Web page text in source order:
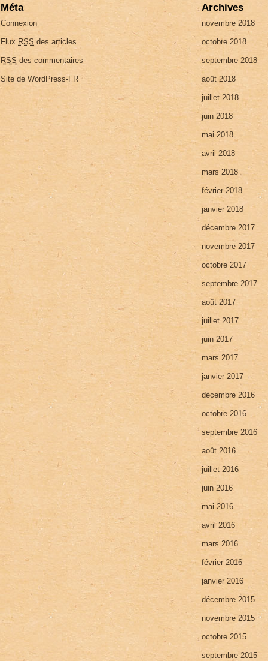
Méta
Connexion
Flux RSS des articles
RSS des commentaires
Site de WordPress-FR
Archives
novembre 2018
octobre 2018
septembre 2018
août 2018
juillet 2018
juin 2018
mai 2018
avril 2018
mars 2018
février 2018
janvier 2018
décembre 2017
novembre 2017
octobre 2017
septembre 2017
août 2017
juillet 2017
juin 2017
mars 2017
janvier 2017
décembre 2016
octobre 2016
septembre 2016
août 2016
juillet 2016
juin 2016
mai 2016
avril 2016
mars 2016
février 2016
janvier 2016
décembre 2015
novembre 2015
octobre 2015
septembre 2015